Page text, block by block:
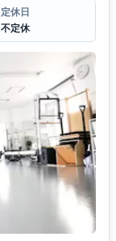
定休日
不定休